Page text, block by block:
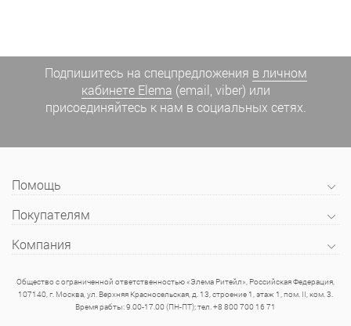
Подпишитесь на спецпредложения в личном
кабинете Elema (email, viber) или
присоединяйтесь к нам в социальных сетях.
Помощь
Покупателям
Компания
Общество с ограниченной ответственностью «Элема Ритейл», Российская Федерация,
107140, г. Москва, ул. Верхняя Красносельская, д. 13, строение 1, этаж 1, пом. II, ком. 3.
Время рабты: 9.00-17.00 (ПН-ПТ); тел. +8 800 700 16 71